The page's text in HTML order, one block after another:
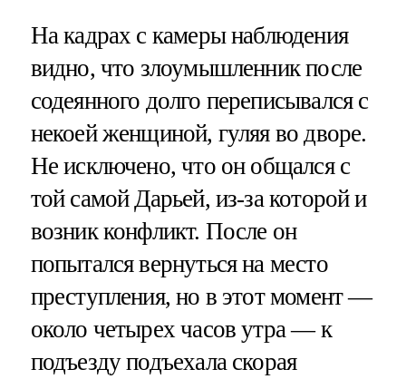
На кадрах с камеры наблюдения
видно, что злоумышленник после
содеянного долго переписывался с
некоей женщиной, гуляя во дворе.
Не исключено, что он общался с
той самой Дарьей, из-за которой и
возник конфликт. После он
попытался вернуться на место
преступления, но в этот момент —
около четырех часов утра — к
подъезду подъехала скорая